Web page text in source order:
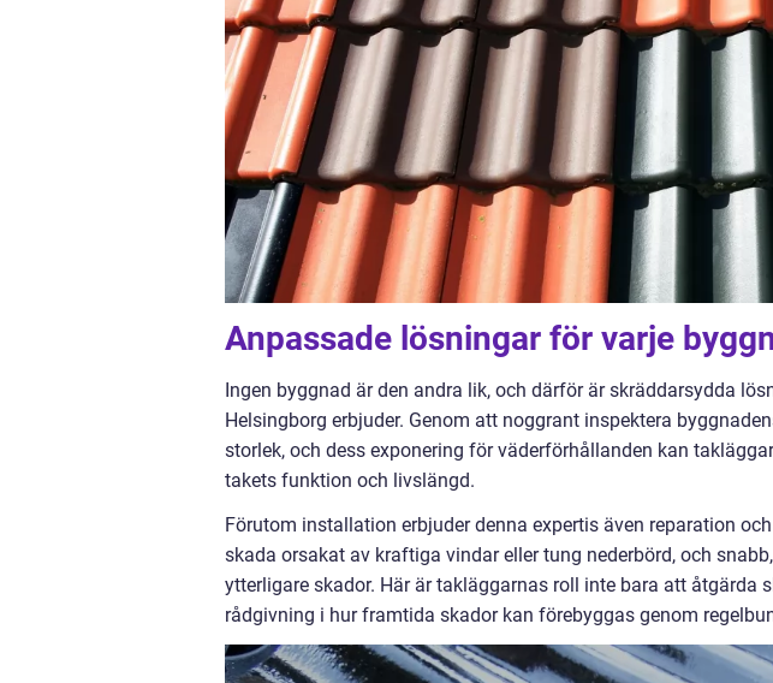
Anpassade lösningar för varje
Ingen byggnad är den andra lik, och därför är skräddarsydda
Helsingborg erbjuder. Genom att noggrant inspektera
storlek, och dess exponering för väderförhållanden kan
takets funktion och livslängd.
Förutom installation erbjuder denna expertis även reparation
skada orsakat av kraftiga vindar eller tung nederbörd, och
ytterligare skador. Här är takläggarnas roll inte bara att åtgärda
rådgivning i hur framtida skador kan förebyggas genom